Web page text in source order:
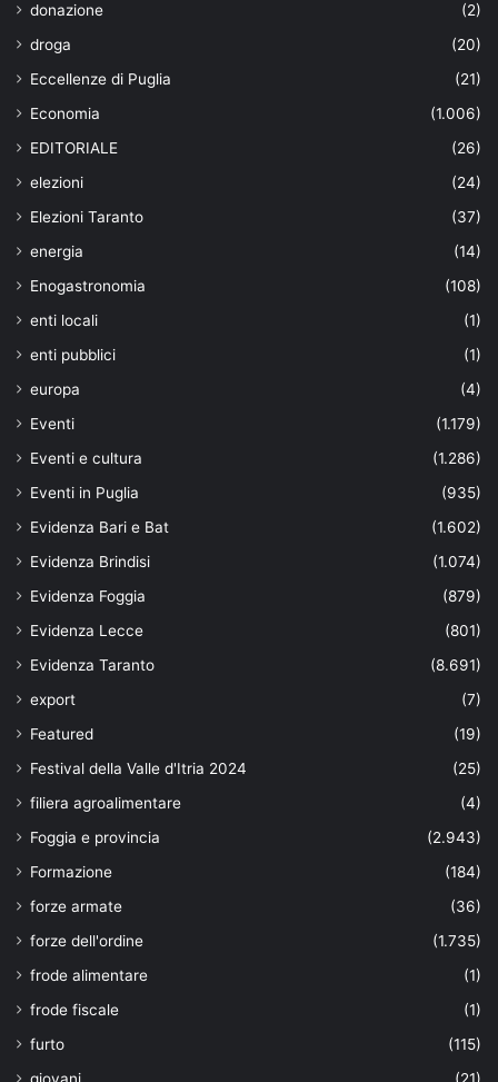
donazione
(2)
droga
(20)
Eccellenze di Puglia
(21)
Economia
(1.006)
EDITORIALE
(26)
elezioni
(24)
Elezioni Taranto
(37)
energia
(14)
Enogastronomia
(108)
enti locali
(1)
enti pubblici
(1)
europa
(4)
Eventi
(1.179)
Eventi e cultura
(1.286)
Eventi in Puglia
(935)
Evidenza Bari e Bat
(1.602)
Evidenza Brindisi
(1.074)
Evidenza Foggia
(879)
Evidenza Lecce
(801)
Evidenza Taranto
(8.691)
export
(7)
Featured
(19)
Festival della Valle d'Itria 2024
(25)
filiera agroalimentare
(4)
Foggia e provincia
(2.943)
Formazione
(184)
forze armate
(36)
forze dell'ordine
(1.735)
frode alimentare
(1)
frode fiscale
(1)
furto
(115)